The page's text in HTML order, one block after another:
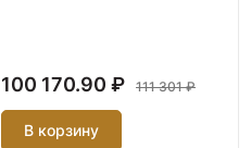
100 170.90 ₽ 111 301 ₽
В корзину